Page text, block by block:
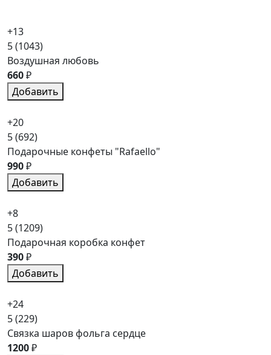
+13
5(1043)
Воздушная любовь
660₽
Добавить
+20
5(692)
Подарочные конфеты "Rafaello"
990₽
Добавить
+8
5(1209)
Подарочная коробка конфет
390₽
Добавить
+24
5(229)
Связка шаров фольга сердце
1200₽